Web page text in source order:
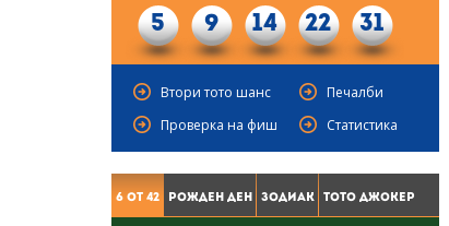
5 9 14 22 31
Втори тото шанс
Печалби
Проверка на фиш
Статистика
6 от 42 Рожден ден Зодиак Тото Джокер